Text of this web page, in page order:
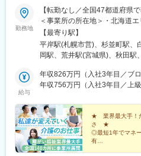
駅、旭橋駅、西早稲田駅、末
トウェイ駅、九品仏駅、新高
宮下駅、大通駅、仙台駅、栄
町駅、第一通り駅、三島駅、
駅、なんば駅(南海線)、大阪駅
都市営)、京都河原町駅、神戸
県)、南堀端駅、はりまや橋駅
所前駅、長崎駅(長崎県)、美栄
勤務地
【転勤なし／全国47都道府県
＜事業所の所在地＞・北海道
／函館市・東北エリア：岩手
市／弘前市・関東エリア：茨
志野市／板橋区／多摩市／相
ア：新潟市／富山市／金沢市／
阪市／宇治市／西宮市／奈良市
／徳島市／高松市／松山市／
郡粕屋町／北九州市／久留米市
市／宮崎市／鹿児島市／沖縄市
駐車場あり！車、バイク、自
当するご利用者のご自宅へ訪問
【最寄り駅】
平岸駅(札幌市営)、杉並町駅、
岡駅、荒井駅(宮城県)、秋田駅
上駅、多摩センター駅、相模原
(長野県)、県庁前駅(富山県)、
良線)、天満橋駅、西宮駅、奈
松江駅、備前西市駅、東福山駅
駅、元山駅(香川県)、道後公園
駅、木屋瀬駅、西鉄久留米駅、
分駅、宮崎駅、天文館通駅、
給与
年収826万円（入社3年目／ブ
年収756万円（入社3年目／上
★ 業界最大手！
さ ★
◎最短1年でマネ
有